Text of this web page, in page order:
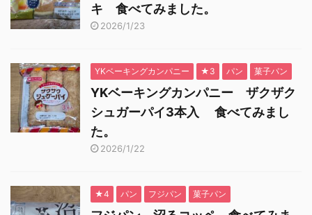
キ 食べてみました。
2026/1/23
YKベーキングカンパニー ★3 パン 菓子パン
YKベーキングカンパニー ザクザク
シュガーパイ3本入 食べてみまし
た。
2026/1/22
★4 パン フジパン 菓子パン